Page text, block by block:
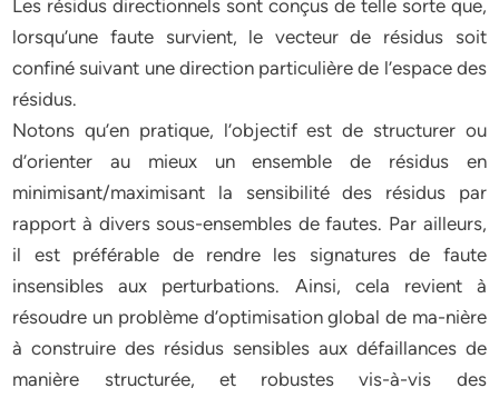
Les résidus directionnels sont conçus de telle sorte que,
lorsqu’une faute survient, le vecteur de résidus soit
confiné suivant une direction particulière de l’espace des
résidus.
Notons qu’en pratique, l’objectif est de structurer ou
d’orienter au mieux un ensemble de résidus en
minimisant/maximisant la sensibilité des résidus par
rapport à divers sous-ensembles de fautes. Par ailleurs,
il est préférable de rendre les signatures de faute
insensibles aux perturbations. Ainsi, cela revient à
résoudre un problème d’optimisation global de ma-nière
à construire des résidus sensibles aux défaillances de
manière structurée, et robustes vis-à-vis des